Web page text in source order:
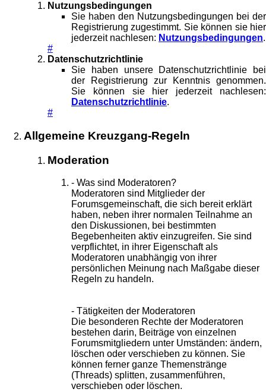
Nutzungsbedingungen
Sie haben den Nutzungsbedingungen bei der
Registrierung zugestimmt. Sie können sie hier
jederzeit nachlesen: Nutzungsbedingungen.
#
Datenschutzrichtlinie
Sie haben unsere Datenschutzrichtlinie bei
der Registrierung zur Kenntnis genommen.
Sie können sie hier jederzeit nachlesen:
Datenschutzrichtlinie.
#
Allgemeine Kreuzgang-Regeln
Moderation
- Was sind Moderatoren?
Moderatoren sind Mitglieder der
Forumsgemeinschaft, die sich bereit erklärt
haben, neben ihrer normalen Teilnahme an
den Diskussionen, bei bestimmten
Begebenheiten aktiv einzugreifen. Sie sind
verpflichtet, in ihrer Eigenschaft als
Moderatoren unabhängig von ihrer
persönlichen Meinung nach Maßgabe dieser
Regeln zu handeln.
- Tätigkeiten der Moderatoren
Die besonderen Rechte der Moderatoren
bestehen darin, Beiträge von einzelnen
Forumsmitgliedern unter Umständen: ändern,
löschen oder verschieben zu können. Sie
können ferner ganze Themenstränge
(Threads) splitten, zusammenführen,
verschieben oder löschen.